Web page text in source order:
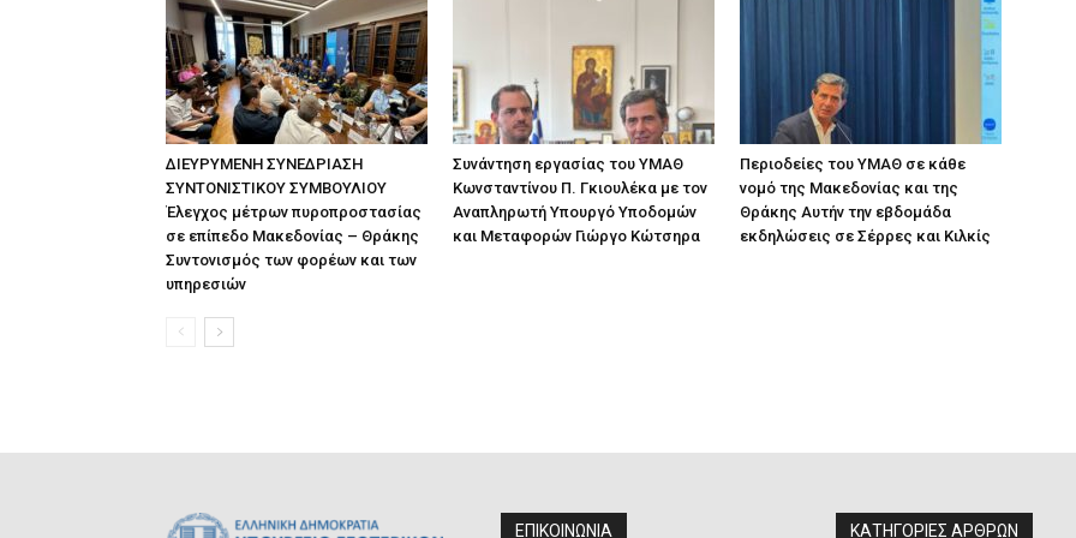
ΔΙΕΥΡΥΜΕΝΗ ΣΥΝΕΔΡΙΑΣΗ
ΣΥΝΤΟΝΙΣΤΙΚΟΥ ΣΥΜΒΟΥΛΙΟΥ
Έλεγχος μέτρων πυροπροστασίας
σε επίπεδο Μακεδονίας – Θράκης
Συντονισμός των φορέων και των
υπηρεσιών
Συνάντηση εργασίας του ΥΜΑΘ
Κωνσταντίνου Π. Γκιουλέκα με τον
Αναπληρωτή Υπουργό Υποδομών
και Μεταφορών Γιώργο Κώτσηρα
Περιοδείες του ΥΜΑΘ σε κάθε
νομό της Μακεδονίας και της
Θράκης Αυτήν την εβδομάδα
εκδηλώσεις σε Σέρρες και Κιλκίς
ΕΠΙΚΟΙΝΩΝΙΑ ΚΑΤΗΓΟΡΙΕΣ ΑΡΘΡΩΝ